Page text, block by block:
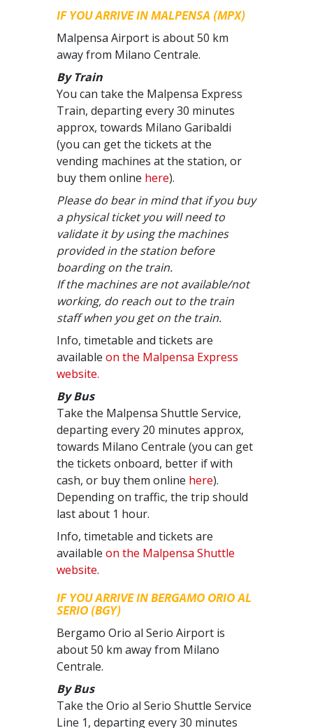
IF YOU ARRIVE IN MALPENSA (MPX)
Malpensa Airport is about 50 km
away from Milano Centrale.
By Train
You can take the Malpensa Express
Train, departing every 30 minutes
approx, towards Milano Garibaldi
(you can get the tickets at the
vending machines at the station, or
buy them online here).
Please do bear in mind that if you buy
a physical ticket you will need to
validate it by using the machines
provided in the station before
boarding on the train.
If the machines are not available/not
working, do reach out to the train
staff when you get on the train.
Info, timetable and tickets are
availableon the Malpensa Express
website.
By Bus
Take the Malpensa Shuttle Service,
departing every 20 minutes approx,
towards Milano Centrale (you can get
the tickets onboard, better if with
cash, or buy them online here).
Depending on traffic, the trip should
last about 1 hour.
Info, timetable and tickets are
availableon the Malpensa Shuttle
website.
IF YOU ARRIVE IN BERGAMO ORIO AL
SERIO (BGY)
Bergamo Orio al Serio Airport is
about 50 km away from Milano
Centrale.
By Bus
Take the Orio al Serio Shuttle Service
Line 1, departing every 30 minutes